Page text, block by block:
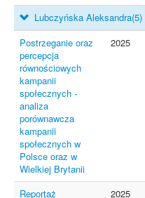
Lubczyńska Aleksandra(5)
Postrzeganie oraz
percepcja
równościowych
kampanii
społecznych -
analiza
porównawcza
kampanii
społecznych w
Polsce oraz w
Wielkiej Brytanii
2025
Reportaż
2025